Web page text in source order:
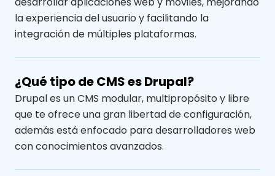
la experiencia del usuario y facilitando la
integración de múltiples plataformas.
¿Qué tipo de CMS es Drupal?
Drupal es un CMS modular, multipropósito y libre
que te ofrece una gran libertad de configuración,
además está enfocado para desarrolladores web
con conocimientos avanzados.